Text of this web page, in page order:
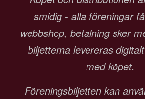
smidig - alla föreningar
webbshop, betalning sker
biljetterna levereras
med köpet.
Föreningsbiljetten kan